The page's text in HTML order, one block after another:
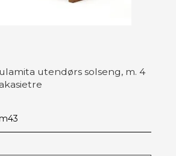
utendørs solseng, m. 4